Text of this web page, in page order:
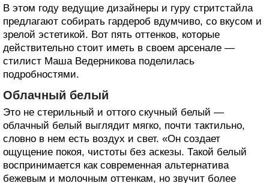
В этом году ведущие дизайнеры и гуру стритстайла
предлагают собирать гардероб вдумчиво, со вкусом и
зрелой эстетикой. Вот пять оттенков, которые
действительно стоит иметь в своем арсенале —
стилист Маша Ведерникова поделилась
подробностями.
Облачный белый
Это не стерильный и оттого скучный белый —
облачный белый выглядит мягко, почти тактильно,
словно в нем есть воздух и свет. «Он создает
ощущение покоя, чистоты без аскезы. Такой белый
воспринимается как современная альтернатива
бежевым и молочным оттенкам, но звучит более